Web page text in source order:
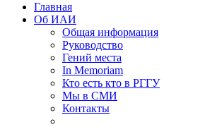
Главная
Об ИАИ
Общая информация
Руководство
Гений места
In Memoriam
Кто есть кто в РГГУ
Мы в СМИ
Контакты